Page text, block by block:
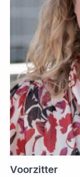
Voorzitter